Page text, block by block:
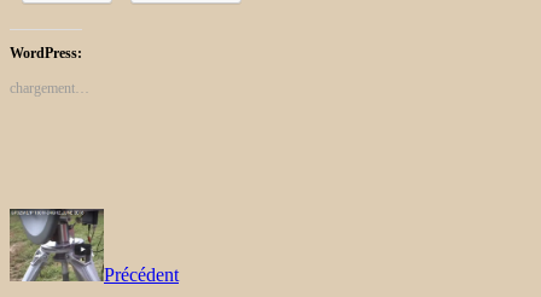
WordPress:
chargement…
Précédent